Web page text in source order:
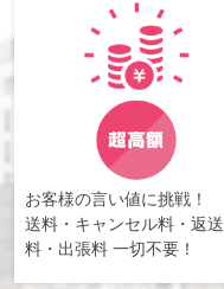
お客様の言い値に挑戦！
送料・キャンセル料・返送
料・出張料 一切不要！